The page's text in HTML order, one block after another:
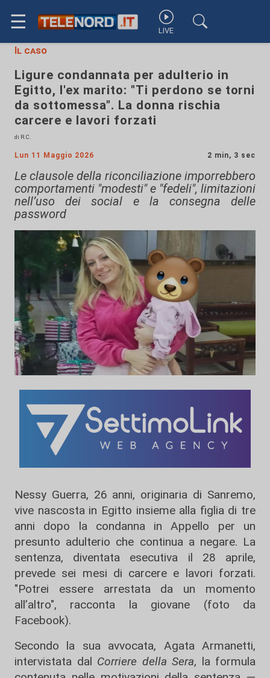
☰ LIVE
Il caso
Ligure condannata per adulterio in
Egitto, l'ex marito: "Ti perdono se torni
da sottomessa". La donna rischia
carcere e lavori forzati
di R.C.
Lun 11 Maggio 2026 2 min, 3 sec
Le clausole della riconciliazione imporrebbero
comportamenti "modesti" e "fedeli", limitazioni
nell’uso dei social e la consegna delle
password
Nessy Guerra, 26 anni, originaria di Sanremo,
vive nascosta in Egitto insieme alla figlia di tre
anni dopo la condanna in Appello per un
presunto adulterio che continua a negare. La
sentenza, diventata esecutiva il 28 aprile,
prevede sei mesi di carcere e lavori forzati.
"Potrei essere arrestata da un momento
all’altro", racconta la giovane (foto da
Facebook).
Secondo la sua avvocata, Agata Armanetti,
intervistata dal Corriere della Sera, la formula